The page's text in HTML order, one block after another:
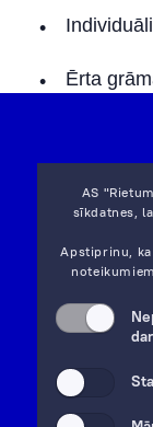
FAQ: Kartes
Visa Click to Pay
Ērta
AS
sīkdatnes,
Apstiprinu,
noteikumiem